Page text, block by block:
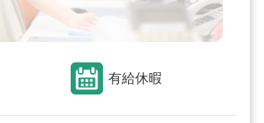
有給休暇